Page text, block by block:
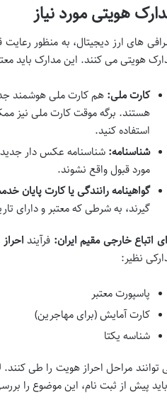
هویتی مورد نیاز
هویتی می کنند. این مدارک باید
کارت ملی: هم کارت ملی هوشمند
هستند. برگه موقت کارت ملی نیز
استفاده کنید.
شناسنامه: شناسنامه عکس دار
مورد قبول واقع نشوند.
گواهینامه رانندگی یا کارت پایان
گیرند، به شرطی که معتبر و دارای
اتباع خارجی مقیم ایران: فرآیند
نظیر:
پاسپورت معتبر
کارت آمایش (برای مهاجرین)
شناسه یکتا
توانند مراحل احراز هویت را طی
پیش از ثبت نام، این موضوع را